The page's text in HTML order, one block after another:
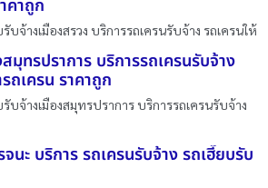
คาถูก
บจ้างเมืองสรวง บริการรถเครนรับจ้าง รถเครนให้
มุทรปราการ บริการรถเครนรับจ้าง
รถเครน ราคาถูก
บจ้างเมืองสมุทรปราการ บริการรถเครนรับจ้าง
จนะ บริการ รถเครนรับจ้าง รถเฮี๊ยบรับ